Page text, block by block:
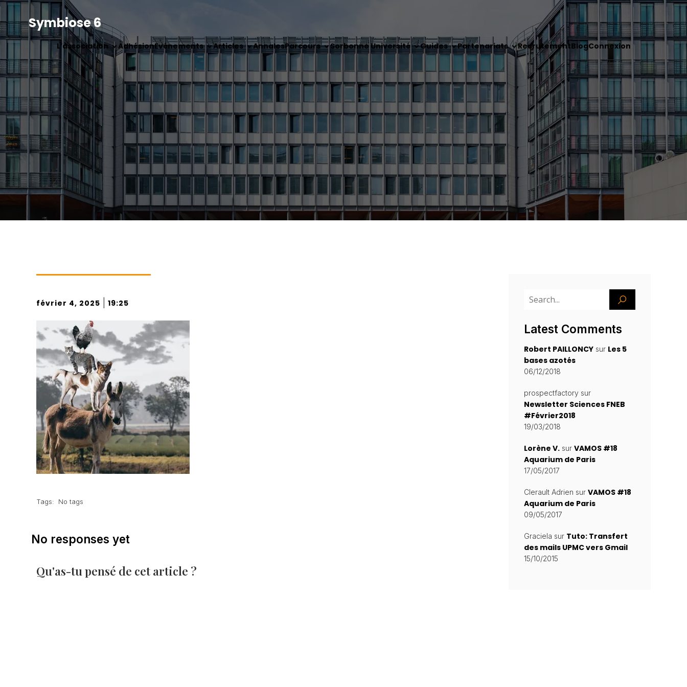
Symbiose 6
L’association AdhésionEvénements Articles AnnalesParcours Sorbonne Université Guides Partenariats RecrutementBlogConnexion
février 4, 2025 19:25
Tags: No tags
No responses yet
Qu'as-tu pensé de cet article ?
Latest Comments
Robert PAILLONCY sur Les 5
bases azotés
06/12/2018
prospectfactory sur
Newsletter Sciences FNEB
#Février2018
19/03/2018
Lorène V. sur VAMOS #18
Aquarium de Paris
17/05/2017
Clerault Adrien sur VAMOS #18
Aquarium de Paris
09/05/2017
Graciela sur Tuto: Transfert
des mails UPMC vers Gmail
15/10/2015